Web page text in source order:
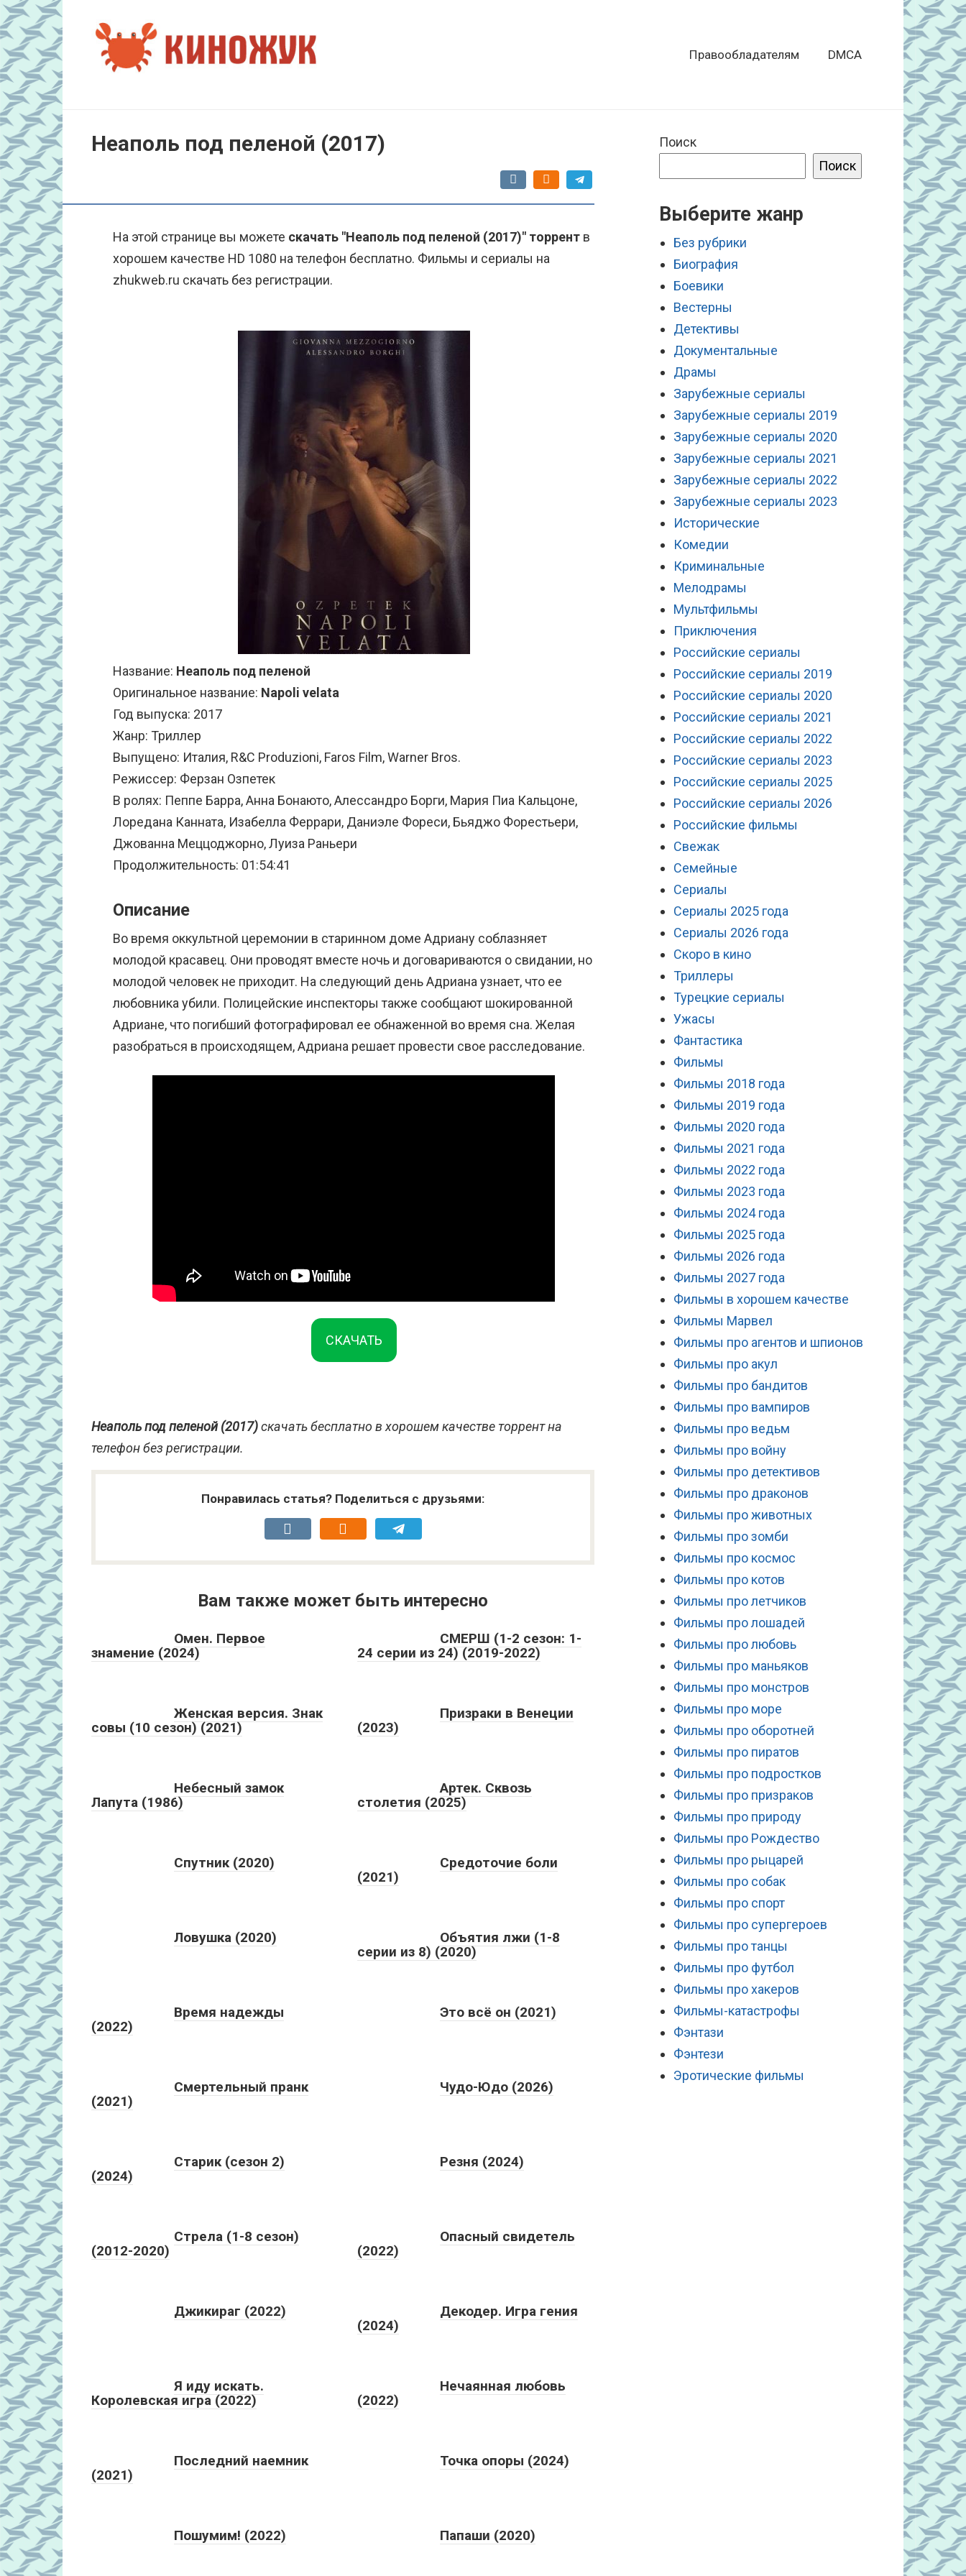
Перейти
к
контенту
Правообладателям DMCA
Неаполь под пеленой (2017)
На этой странице вы можете скачать "Неаполь под пеленой (2017)" торрент в
хорошем качестве HD 1080 на телефон бесплатно. Фильмы и сериалы на
zhukweb.ru скачать без регистрации.
Название: Неаполь под пеленой
Оригинальное название: Napoli velata
Год выпуска: 2017
Жанр: Триллер
Выпущено: Италия, R&C Produzioni, Faros Film, Warner Bros.
Режиссер: Ферзан Озпетек
В ролях: Пеппе Барра, Анна Бонаюто, Алессандро Борги, Мария Пиа Кальцоне,
Лоредана Канната, Изабелла Феррари, Даниэле Фореси, Бьяджо Форестьери,
Джованна Меццоджорно, Луиза Раньери
Продолжительность: 01:54:41
Описание
Во время оккультной церемонии в старинном доме Адриану соблазняет
молодой красавец. Они проводят вместе ночь и договариваются о свидании, но
молодой человек не приходит. На следующий день Адриана узнает, что ее
любовника убили. Полицейские инспекторы также сообщают шокированной
Адриане, что погибший фотографировал ее обнаженной во время сна. Желая
разобраться в происходящем, Адриана решает провести свое расследование.
СКАЧАТЬ
Неаполь под пеленой (2017)скачать бесплатно в хорошем качестве торрент на
телефон без регистрации.
Понравилась статья? Поделиться с друзьями:
Вам также может быть интересно
Омен. Первое
знамение (2024)
СМЕРШ (1-2 сезон: 1-
24 серии из 24) (2019-2022)
Женская версия. Знак
совы (10 сезон) (2021)
Призраки в Венеции
(2023)
Небесный замок
Лапута (1986)
Артек. Сквозь
столетия (2025)
Спутник (2020)
Средоточие боли
(2021)
Ловушка (2020)
Объятия лжи (1-8
серии из 8) (2020)
Время надежды
(2022)
Это всё он (2021)
Смертельный пранк
(2021)
Чудо-Юдо (2026)
Старик (сезон 2)
(2024)
Резня (2024)
Стрела (1-8 сезон)
(2012-2020)
Опасный свидетель
(2022)
Джикираг (2022)
Декодер. Игра гения
(2024)
Я иду искать.
Королевская игра (2022)
Нечаянная любовь
(2022)
Последний наемник
(2021)
Точка опоры (2024)
Пошумим! (2022) Папаши (2020)
Поиск
Поиск
Выберите жанр
Без рубрики
Биография
Боевики
Вестерны
Детективы
Документальные
Драмы
Зарубежные сериалы
Зарубежные сериалы 2019
Зарубежные сериалы 2020
Зарубежные сериалы 2021
Зарубежные сериалы 2022
Зарубежные сериалы 2023
Исторические
Комедии
Криминальные
Мелодрамы
Мультфильмы
Приключения
Российские сериалы
Российские сериалы 2019
Российские сериалы 2020
Российские сериалы 2021
Российские сериалы 2022
Российские сериалы 2023
Российские сериалы 2025
Российские сериалы 2026
Российские фильмы
Свежак
Семейные
Сериалы
Сериалы 2025 года
Сериалы 2026 года
Скоро в кино
Триллеры
Турецкие сериалы
Ужасы
Фантастика
Фильмы
Фильмы 2018 года
Фильмы 2019 года
Фильмы 2020 года
Фильмы 2021 года
Фильмы 2022 года
Фильмы 2023 года
Фильмы 2024 года
Фильмы 2025 года
Фильмы 2026 года
Фильмы 2027 года
Фильмы в хорошем качестве
Фильмы Марвел
Фильмы про агентов и шпионов
Фильмы про акул
Фильмы про бандитов
Фильмы про вампиров
Фильмы про ведьм
Фильмы про войну
Фильмы про детективов
Фильмы про драконов
Фильмы про животных
Фильмы про зомби
Фильмы про космос
Фильмы про котов
Фильмы про летчиков
Фильмы про лошадей
Фильмы про любовь
Фильмы про маньяков
Фильмы про монстров
Фильмы про море
Фильмы про оборотней
Фильмы про пиратов
Фильмы про подростков
Фильмы про призраков
Фильмы про природу
Фильмы про Рождество
Фильмы про рыцарей
Фильмы про собак
Фильмы про спорт
Фильмы про супергероев
Фильмы про танцы
Фильмы про футбол
Фильмы про хакеров
Фильмы-катастрофы
Фэнтази
Фэнтези
Эротические фильмы